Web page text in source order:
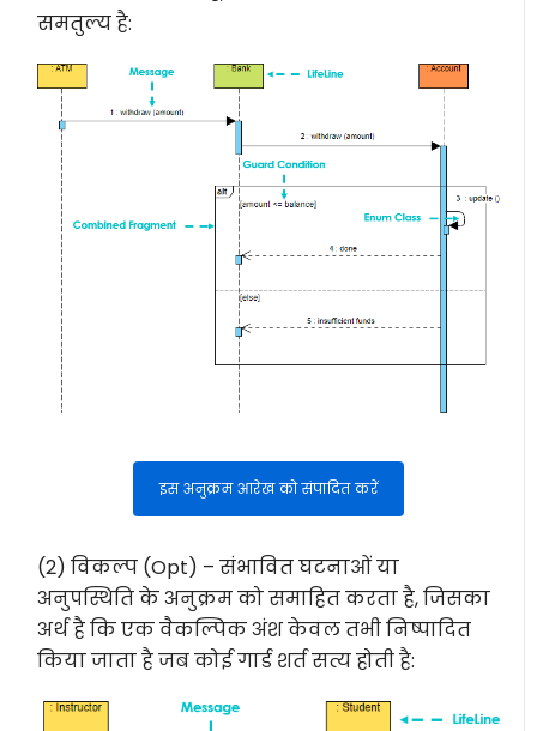
समतुल्य है:
इस अनुक्रम आरेख को संपादित करें
(2) विकल्प (Opt) – संभावित घटनाओं या
अनुपस्थिति के अनुक्रम को समाहित करता है, जिसका
अर्थ है कि एक वैकल्पिक अंश केवल तभी निष्पादित
किया जाता है जब कोई गार्ड शर्त सत्य होती है: